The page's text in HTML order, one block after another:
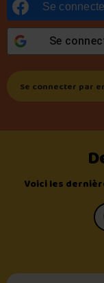
Se
Se
Se connecter par
Voici les